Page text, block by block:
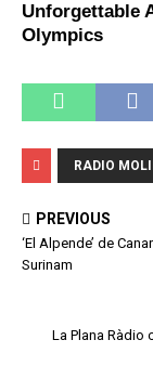
RADIO
PREVIOUS
‘El Alpende’ de
Surinam
La Plana Ràdio